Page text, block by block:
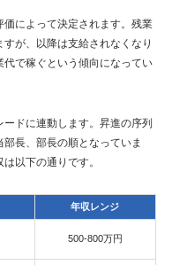
によって決定されます。残業
が、以降は支給されなくなり
で稼ぐという傾向になってい
ドに連動します。昇進の序列
長、部長の順となっていま
以下の通りです。
年収レンジ
500-800万円